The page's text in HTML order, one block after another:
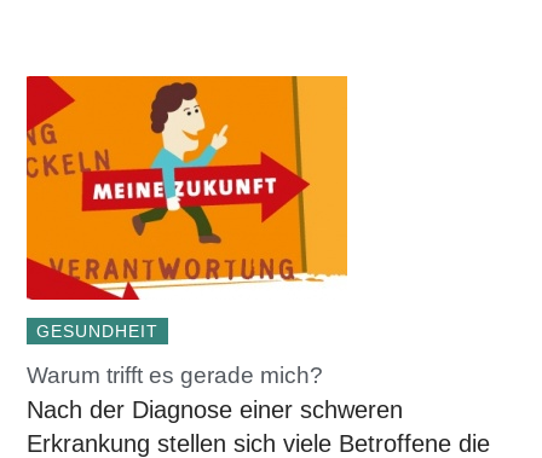
GESUNDHEIT
Warum trifft es gerade mich?
Nach der Diagnose einer schweren
Erkrankung stellen sich viele Betroffene die